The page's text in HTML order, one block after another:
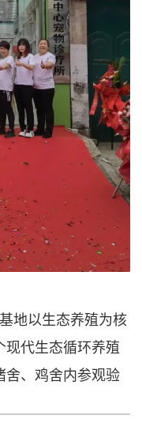
地以生态养殖为核
现代生态循环养殖
舍、鸡舍内参观验